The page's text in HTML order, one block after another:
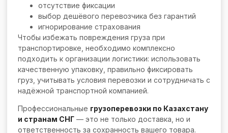
отсутствие фиксации
выбор дешёвого перевозчика без гарантий
игнорирование страхования
Чтобы избежать повреждения груза при
транспортировке, необходимо комплексно
подходить к организации логистики: использовать
качественную упаковку, правильно фиксировать
груз, учитывать условия перевозки и сотрудничать с
надёжной транспортной компанией.
Профессиональные грузоперевозки по Казахстану
и странам СНГ — это не только доставка, но и
ответственность за сохранность вашего товара.